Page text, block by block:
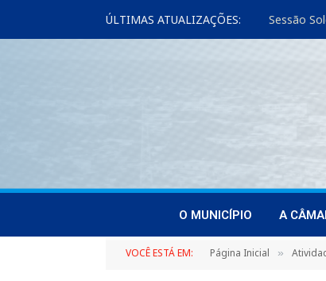
ÚLTIMAS ATUALIZAÇÕES: Sessão
O MUNICÍPIO A
VOCÊ ESTÁ EM: Página Inicial »